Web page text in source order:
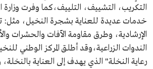
التكريب، التشييف، التلييف،كما وفرت وزارة
خدمات عديدة للعناية بشجرة النخيل، مثل:
الإرشادية، وطرق مقاومة الآفات والحشرات
الندوات الزراعية،وقد أطلق المركز الوطني
رعاية النخلة" الذي يهدف إلى العناية